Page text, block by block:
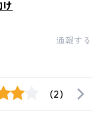
け
通報する
(2)